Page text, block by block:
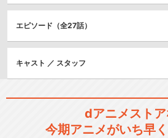
アクション/バトル
シリーズ／関連のアニメ作品
エピソード（全27話）
キャスト ／ スタッフ
dアニメストア
今期アニメがいち早